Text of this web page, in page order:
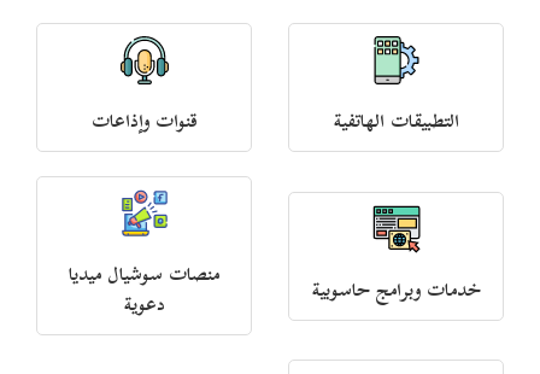
التطبيقات الهاتفية قنوات وإذاعات
خدمات وبرامج حاسوبية
منصات سوشيال ميديا
دعوية